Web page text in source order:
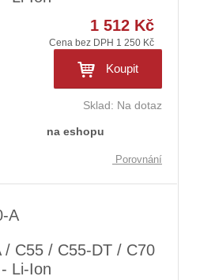
ý
ý
p
s
p
i
s
1 512 Kč
Cena bez DPH 1 250 Kč
Koupit
Sklad: Na dotaz
na eshopu
Porovnání
A
/ C55 / C55-DT / C70
Li-Ion